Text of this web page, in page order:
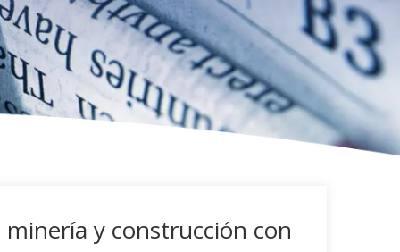
y construcción con